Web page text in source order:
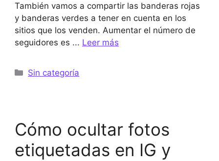
También vamos a compartir las banderas rojas
y banderas verdes a tener en cuenta en los
sitios que los venden. Aumentar el número de
seguidores es ... Leer más
Categorías
Sin categoría
Cómo ocultar fotos
etiquetadas en IG y